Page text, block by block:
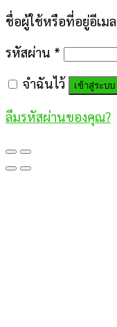
ชื่อผู้ใช้หรือที่อยู่อีเมล
รหัสผ่าน *
จำฉันไว้
เข้าสู่ระบบ
ลืมรหัสผ่านของคุณ?